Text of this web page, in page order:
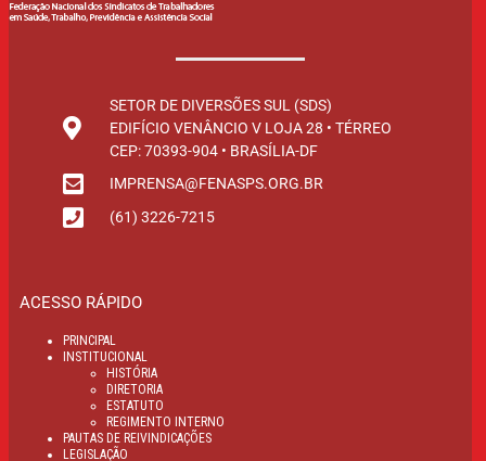
SETOR DE DIVERSÕES SUL (SDS)
EDIFÍCIO VENÂNCIO V LOJA 28 • TÉRREO
CEP: 70393-904 • BRASÍLIA-DF
IMPRENSA@FENASPS.ORG.BR
(61) 3226-7215
ACESSO RÁPIDO
PRINCIPAL
INSTITUCIONAL
HISTÓRIA
DIRETORIA
ESTATUTO
REGIMENTO INTERNO
PAUTAS DE REIVINDICAÇÕES
LEGISLAÇÃO